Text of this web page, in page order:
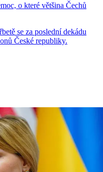
o které většina Čechů
se za poslední dekádu
České republiky.